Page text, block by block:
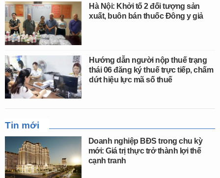
Hà Nội: Khởi tố 2 đối tượng sản
xuất, buôn bán thuốc Đông y giả
Hướng dẫn người nộp thuế trạng
thái 06 đăng ký thuế trực tiếp, chấm
dứt hiệu lực mã số thuế
Tin mới
Doanh nghiệp BĐS trong chu kỳ
mới: Giá trị thực trở thành lợi thế
cạnh tranh